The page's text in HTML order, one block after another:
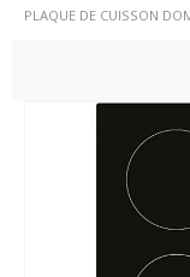
PLAQUE DE CUISSON